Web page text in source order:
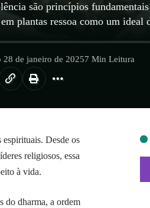
são princípios
plantas ressoa como um ideal
de janeiro de 20257 Min Leitura
Desde os
religiosos, essa
à vida.
do dharma, a ordem